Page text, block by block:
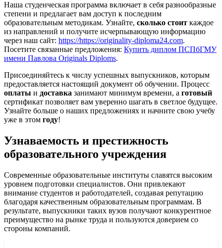
Наша студенческая программа включает в себя разнообразные
степени и предлагает вам доступ к последним
образовательным методикам. Узнайте, сколько стоит каждое
из направлений и получите исчерпывающую информацию
через наш сайт: https://https://originality-diploma24.com.
Посетите связанные предложения: Купить диплом ПСПбГМУ
имени Павлова Originals Diploms.
Присоединяйтесь к числу успешных выпускников, которым
предоставляется настоящий документ об обучении. Процесс
оплаты и доставка занимают минимум времени, а готовый
сертификат позволяет вам уверенно шагать в светлое будущее.
Узнайте больше о наших предложениях и начните свою учебу
уже в этом году!
Узнаваемость и престижность
образовательного учреждения
Современные образовательные институты славятся высоким
уровнем подготовки специалистов. Они привлекают
внимание студентов и работодателей, создавая репутацию
благодаря качественным образовательным программам. В
результате, выпускники таких вузов получают конкурентное
преимущество на рынке труда и пользуются доверием со
стороны компаний.